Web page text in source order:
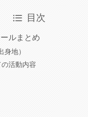
目次
ルまとめ
地）
活動内容